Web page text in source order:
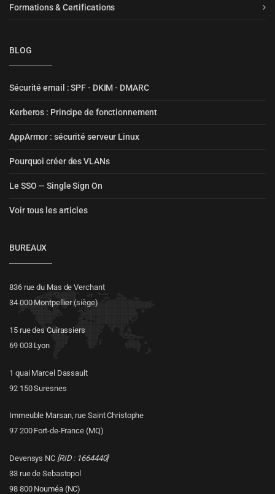
Formations & Certifications
BLOG
Sécurité email : SPF - DKIM - DMARC
Kerberos : Principe de fonctionnement
AppArmor : sécurité serveur Linux
Pourquoi créer des VLANs
Le SSO — Single Sign On
Voir tous les articles
BUREAUX
836 rue du Mas de Verchant
34 000 Montpellier (siège)
15 rue des Cuirassiers
69 003 Lyon
1 quai Marcel Dassault
92 150 Suresnes
Immeuble Marsan, rue Saint Christophe
97 200 Fort-de-France (MQ)
Devensys NC [RID : 1664440]
33 rue de Sebastopol
98 800 Nouméa (NC)